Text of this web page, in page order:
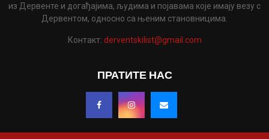
из Дервенте и догађајима, људима и појавама које имају везу с
Дервентом, односно са њеним становницима.
Контакт: derventskilist@gmail.com
ПРАТИТЕ НАС